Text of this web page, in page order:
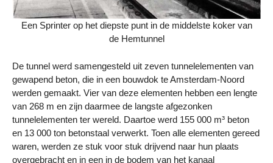
Een Sprinter op het diepste punt in de middelste koker van
de Hemtunnel
De tunnel werd samengesteld uit zeven tunnelelementen van
gewapend beton, die in een bouwdok te Amsterdam-Noord
werden gemaakt. Vier van deze elementen hebben een lengte
van 268 m en zijn daarmee de langste afgezonken
tunnelelementen ter wereld. Daartoe werd 155 000 m³ beton
en 13 000 ton betonstaal verwerkt. Toen alle elementen gereed
waren, werden ze stuk voor stuk drijvend naar hun plaats
overgebracht en in een in de bodem van het kanaal